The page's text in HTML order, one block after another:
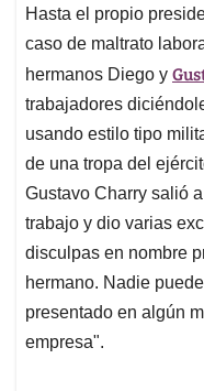
s
A
p
p
b
o
o
k
e
d
I
n
l
Hasta el propio
caso de maltrato
hermanos Diego y
trabajadores
usando estilo tipo
de una tropa del
Gustavo Charry salió
trabajo y dio varias
disculpas en nombre
hermano. Nadie
presentado en algún
empresa".